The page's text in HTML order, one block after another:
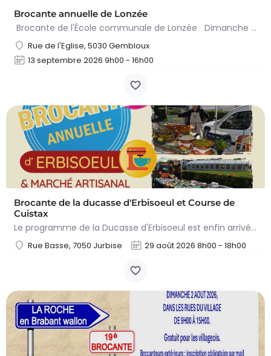
Brocante annuelle de Lonzée
Brocante de l'École communale de Lonzée Dimanche 13 septembre 2026 De 9h à 16h Au pied de l'église de…
Rue de l'Eglise, 5030 Gembloux
13 septembre 2026 9h00 - 16h00
Brocante de la ducasse d'Erbisoeul et Course de
Cuistax
Le programme de la Ducasse d'Erbisoeul est enfin arrivé ! Vendredi Notre incontournable Grand Loto…
Rue Basse, 7050 Jurbise 29 août 2026 8h00 - 18h00